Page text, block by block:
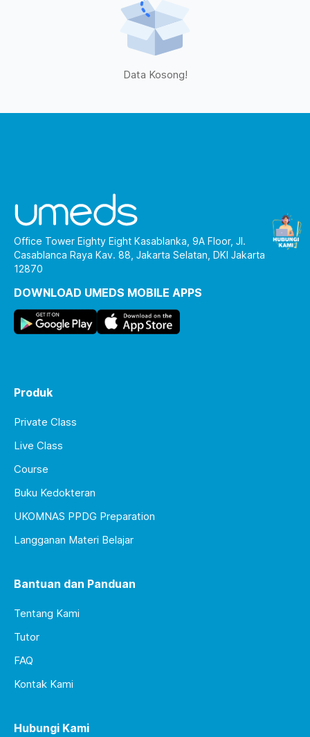
dapat terjadi pada proses ini dan bagaimana pengaruhnya
terhadap kesehatan secara keseluruhan. Ayo,
bergabunglah dalam eksplorasi menarik ini!
Data Kosong!
Office Tower Eighty Eight Kasablanka, 9A Floor, Jl.
Casablanca Raya Kav. 88, Jakarta Selatan, DKI Jakarta
12870
DOWNLOAD UMEDS MOBILE APPS
Produk
Private Class
Live Class
Course
Buku Kedokteran
UKOMNAS PPDG Preparation
Langganan Materi Belajar
Bantuan dan Panduan
Tentang Kami
Tutor
FAQ
Kontak Kami
Hubungi Kami